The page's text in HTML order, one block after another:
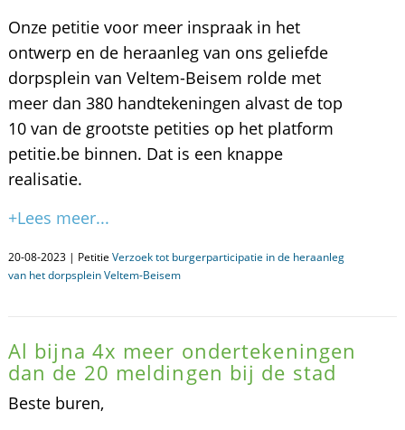
Onze petitie voor meer inspraak in het
ontwerp en de heraanleg van ons geliefde
dorpsplein van Veltem-Beisem rolde met
meer dan 380 handtekeningen alvast de top
10 van de grootste petities op het platform
petitie.be binnen. Dat is een knappe
realisatie.
+Lees meer...
20-08-2023 | Petitie Verzoek tot burgerparticipatie in de heraanleg
van het dorpsplein Veltem-Beisem
Al bijna 4x meer ondertekeningen
dan de 20 meldingen bij de stad
Beste buren,